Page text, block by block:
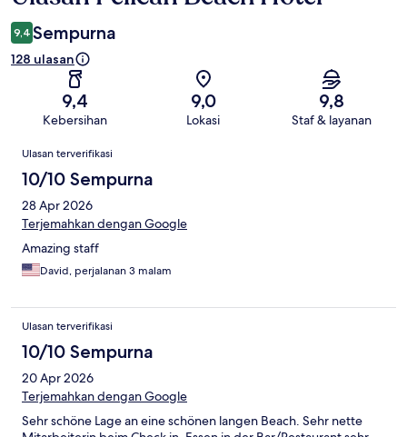
9,4 Sempurna
128 ulasan
9,4
Kebersihan
9,0
Lokasi
9,8
Staf & layanan
Ulasan
Ulasan terverifikasi
10/10 Sempurna
28 Apr 2026
Terjemahkan dengan Google
Amazing staff
David, perjalanan 3 malam
Ulasan terverifikasi
10/10 Sempurna
20 Apr 2026
Terjemahkan dengan Google
Sehr schöne Lage an eine schönen langen Beach. Sehr nette